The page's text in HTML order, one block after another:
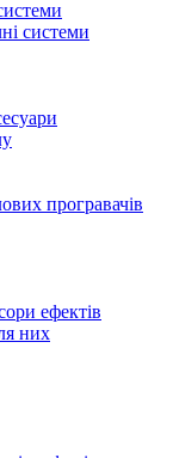
системи
програвачів
ефектів
них